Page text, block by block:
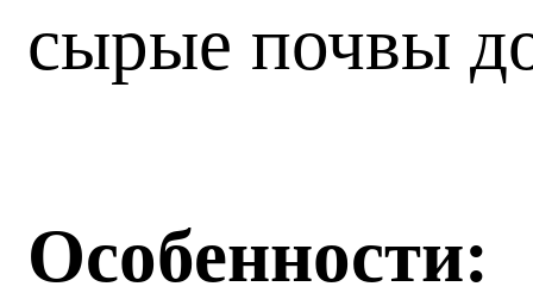
сырые почвы
Особенности: